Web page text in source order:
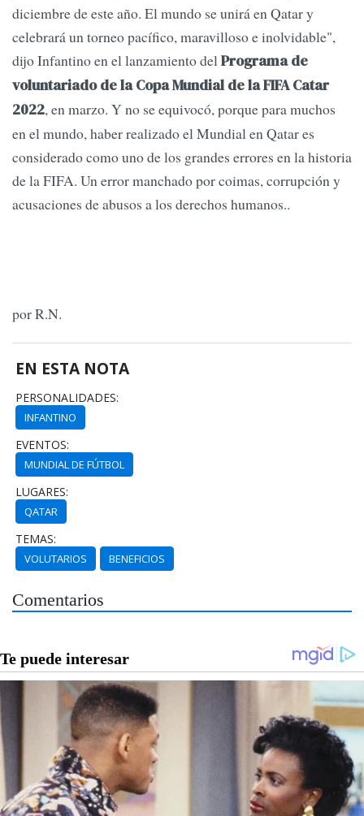
diciembre de este año. El mundo se unirá en Qatar y
celebrará un torneo pacífico, maravilloso e inolvidable",
dijo Infantino en el lanzamiento delPrograma de
voluntariado de la Copa Mundial de la FIFA Catar
2022, en marzo. Y no se equivocó, porque para muchos
en el mundo, haber realizado el Mundial en Qatar es
considerado como uno de los grandes errores en la historia
de la FIFA. Un error manchado por coimas, corrupción y
acusaciones de abusos a los derechos humanos..
por R.N.
EN ESTA NOTA
PERSONALIDADES:
INFANTINO
EVENTOS:
MUNDIAL DE FÚTBOL
LUGARES:
QATAR
TEMAS:
VOLUTARIOS BENEFICIOS
Comentarios